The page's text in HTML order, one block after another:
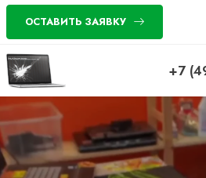
ОСТАВИТЬ ЗАЯВКУ
+7